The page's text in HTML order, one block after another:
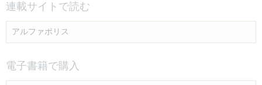
連載サイトで読む
アルファポリス
電子書籍で購入